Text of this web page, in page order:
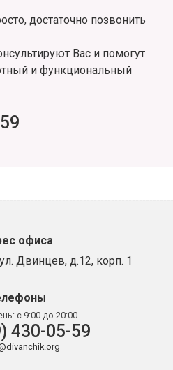
достаточно позвонить
Вас и помогут
и функциональный
офиса
Двинцев, д.12, корп. 1
с 9:00 до 20:00
430-05-59